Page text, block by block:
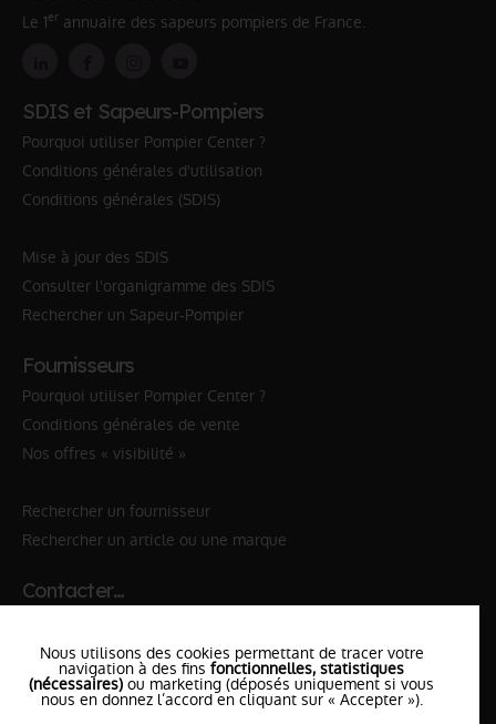
Le 1er annuaire des sapeurs pompiers de France.
SDIS et Sapeurs-Pompiers
Pourquoi utiliser Pompier Center ?
Conditions générales d'utilisation
Conditions générales (SDIS)
Mise à jour des SDIS
Consulter l'organigramme des SDIS
Rechercher un Sapeur-Pompier
Fournisseurs
Pourquoi utiliser Pompier Center ?
Conditions générales de vente
Nos offres « visibilité »
Rechercher un fournisseur
Rechercher un article ou une marque
Contacter…
✆ 18№National Sapeurs-Pompiers
le SDISle plus proche
Nous utilisons des cookies permettant de tracer votre
navigation à des fins fonctionnelles, statistiques
(nécessaires) ou marketing (déposés uniquement si vous
nous en donnez l’accord en cliquant sur « Accepter »).